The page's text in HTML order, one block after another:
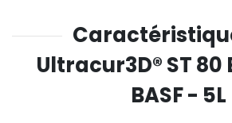
Ultracur3D® ST 80
BASF - 5L